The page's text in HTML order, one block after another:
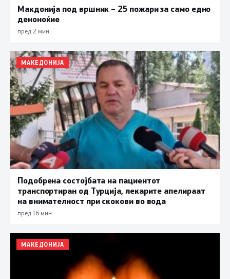
Макдонија под вршник – 25 пожари за само едно
деноноќие
пред 2 мин.
МАКЕДОНИЈА
Подобрена состојбата на пациентот
транспортиран од Турција, лекарите апелираат
на внимателност при скокови во вода
пред 16 мин.
МАКЕДОНИЈА